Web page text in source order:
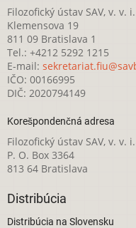
Filozofický ústav SAV, v. v. i.
Klemensova 19
811 09 Bratislava 1
Tel.: +4212 5292 1215
E-mail:
IČO: 00166995
DIČ: 2020794149
Korešpondenčná adresa
Filozofický ústav SAV, v. v. i.
P. O. Box 3364
813 64 Bratislava
Distribúcia
Distribúcia na Slovensku